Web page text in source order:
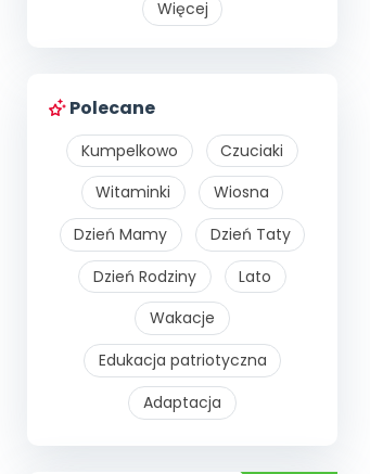
Więcej
Polecane
Kumpelkowo
Czuciaki
Witaminki
Wiosna
Dzień Mamy
Dzień Taty
Dzień Rodziny
Lato
Wakacje
Edukacja patriotyczna
Adaptacja